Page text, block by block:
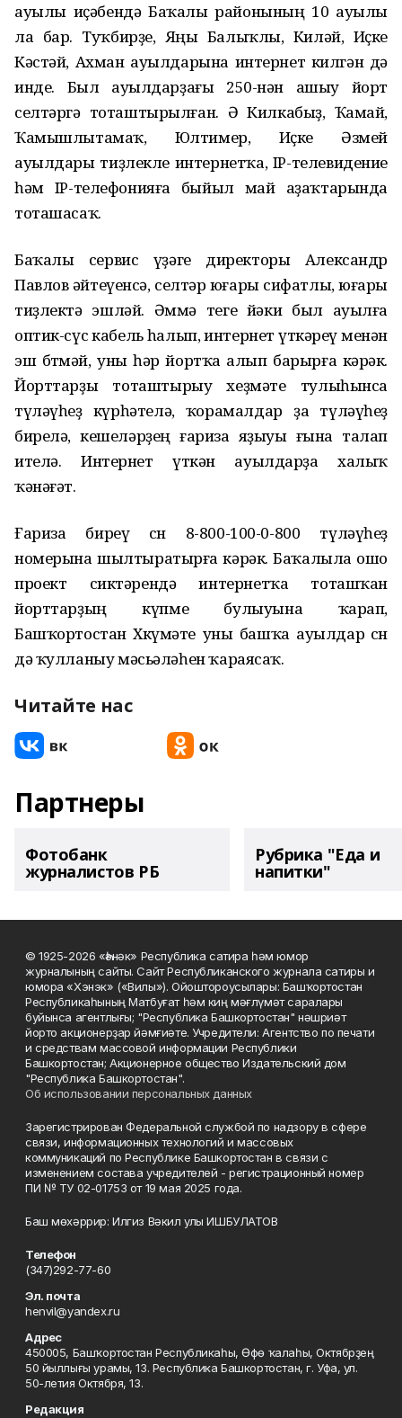
ауылы иҫәбендә Баҡалы районының 10 ауылы
ла бар. Туҡбирҙе, Яңы Балыҡлы, Киләй, Иҫке
Кәстәй, Ахман ауылдарына интернет килгән дә
инде. Был ауылдарҙағы 250-нән ашыу йорт
селтәргә тоташтырылған. Ә Килкабыҙ, Ҡамай,
Ҡамышлытамаҡ, Юлтимер, Иҫке Әзмей
ауылдары тиҙлекле интернетҡа, IP-телевидение
һәм IP-телефонияға быйыл май аҙаҡтарында
тоташасаҡ.
Баҡалы сервис үҙәге директоры Александр
Павлов әйтеүенсә, селтәр юғары сифатлы, юғары
тиҙлектә эшләй. Әммә теге йәки был ауылға
оптик-сүс кабель һалып, интернет үткәреү менән
эш бөтмәй, уны һәр йортҡа алып барырға кәрәк.
Йорттарҙы тоташтырыу хеҙмәте тулыһынса
түләүһеҙ күрһәтелә, ҡорамалдар ҙа түләүһеҙ
бирелә, кешеләрҙең ғариза яҙыуы ғына талап
ителә. Интернет үткән ауылдарҙа халыҡ
ҡәнәғәт.
Ғариза биреү өсөн 8-800-100-0-800 түләүһеҙ
номерына шылтыратырға кәрәк. Баҡалыла ошо
проект сиктәрендә интернетҡа тоташҡан
йорттарҙың күпме булыуына ҡарап,
Башҡортостан Хөкүмәте уны башҡа ауылдар өсөн
дә ҡулланыу мәсьәләһен ҡараясаҡ.
Читайте нас
Партнеры
Фотобанк
журналистов РБ
Рубрика "Еда и
напитки"
© 1925-2026 «Һәнәк» Республика сатира һәм юмор
журналының сайты. Сайт Республиканского журнала сатиры и
юмора «Хэнэк» («Вилы»). Ойоштороусылары: Башҡортостан
Республикаһының Матбуғат һәм киң мәғлүмәт саралары
буйынса агентлығы; "Республика Башкортостан" нәшриәт
йорто акционерҙар йәмғиәте. Учредители: Агентство по печати
и средствам массовой информации Республики
Башкортостан; Акционерное общество Издательский дом
"Республика Башкортостан".
Об использовании персональных данных
Зарегистрирован Федеральной службой по надзору в сфере
связи, информационных технологий и массовых
коммуникаций по Республике Башкортостан в связи с
изменением состава учредителей - регистрационный номер
ПИ № ТУ 02-01753 от 19 мая 2025 года.
Баш мөхәррир: Илгиз Вәкил улы ИШБУЛАТОВ
Телефон
(347)292-77-60
Эл. почта
henvil@yandex.ru
Адрес
450005, Башҡортостан Республикаһы, Өфө ҡалаһы, Октябрҙең
50 йыллығы урамы, 13. Республика Башкортостан, г. Уфа, ул.
50-летия Октября, 13.
Редакция